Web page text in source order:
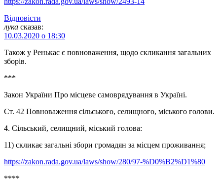
Відповіcти
лука сказав:
10.03.2020 о 18:30
Також у Ренькас є повноваження, щодо скликання загальних
зборів.
***
Закон України Про місцеве самоврядування в Україні.
Ст. 42 Повноваження сільського, селищного, міського голови.
4. Сільський, селищний, міський голова:
11) скликає загальні збори громадян за місцем проживання;
https://zakon.rada.gov.ua/laws/show/280/97-%D0%B2%D1%80
****